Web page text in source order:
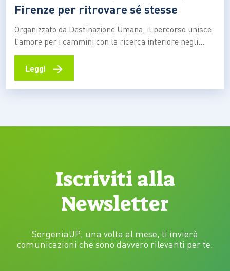
Firenze per ritrovare sé stesse
Organizzato da Destinazione Umana, il percorso unisce
l’amore per i cammini con la ricerca interiore negli
splendidi paesaggi dell’Appennino Tosco-Emiliano Sei
tappe da 24 kilometri a piedi per sole donne, da piazza
luoghi più suggestivi dell’Appennino Tosco-Emiliano
Leggi →
Iscriviti alla
Newsletter
SorgeniaUP, una volta al mese, ti invierà
comunicazioni che sono davvero rilevanti per te.